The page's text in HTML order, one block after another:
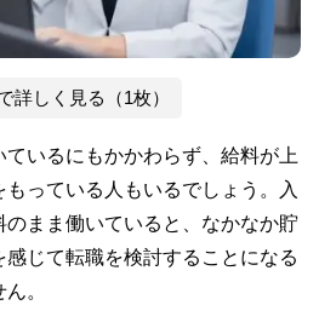
詳しく見る（1枚）
ているにもかかわらず、給料が上
っている人もいるでしょう。入
まま働いていると、なかなか貯
じて転職を検討することになる
。